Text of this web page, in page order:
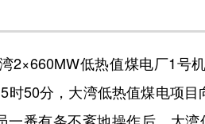
低热值煤电厂1号
时50分，大湾低热值煤电项